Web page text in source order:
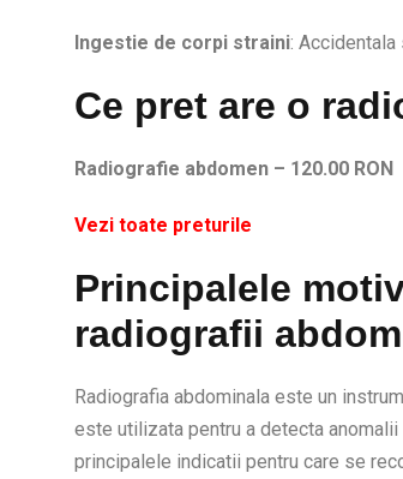
Ingestie de corpi straini: Accidentala
Ce pret are o
Radiografie abdomen – 120.00 RON
Vezi toate preturile
Principalele
radiografii
Radiografia abdominala este un
este utilizata pentru a detecta
principalele indicatii pentru care se